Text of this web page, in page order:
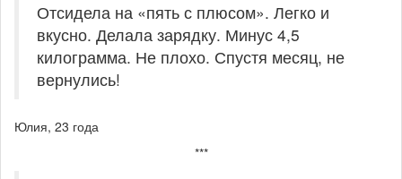
Отсидела на «пять с плюсом». Легко и
вкусно. Делала зарядку. Минус 4,5
килограмма. Не плохо. Спустя месяц, не
вернулись!
Юлия, 23 года
***